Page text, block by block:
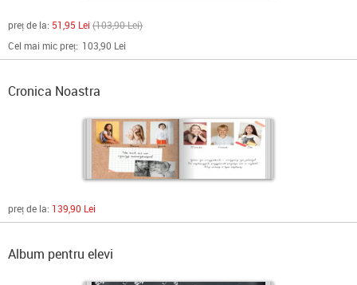
preț de la: 51,95 Lei 103,90 Lei
Cel mai mic preț: 103,90 Lei
Cronica Noastra
preț de la: 139,90 Lei
Album pentru elevi